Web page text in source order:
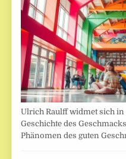
Ulrich Raulff widmet sich in
Geschichte des
Phänomen des guten